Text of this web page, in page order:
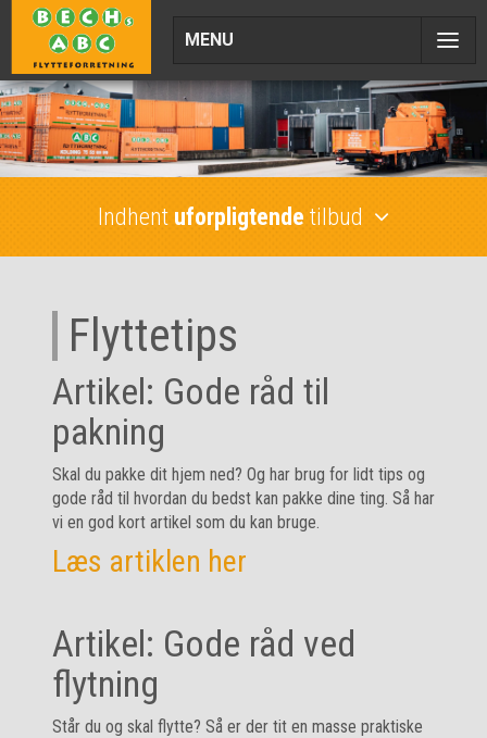
MENU
FLYTTEGUIDE
Indhent uforpligtende tilbud
Flyttetips
Artikel: Gode råd til
pakning
Skal du pakke dit hjem ned? Og har brug for lidt tips og
gode råd til hvordan du bedst kan pakke dine ting. Så har
vi en god kort artikel som du kan bruge.
Læs artiklen her
Artikel: Gode råd ved
flytning
Står du og skal flytte? Så er der tit en masse praktiske